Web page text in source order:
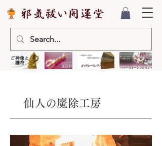
仙人の魔除工房